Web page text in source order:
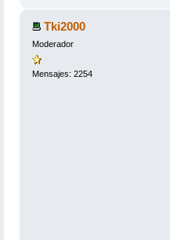
Tki2000
Moderador
Mensajes: 2254